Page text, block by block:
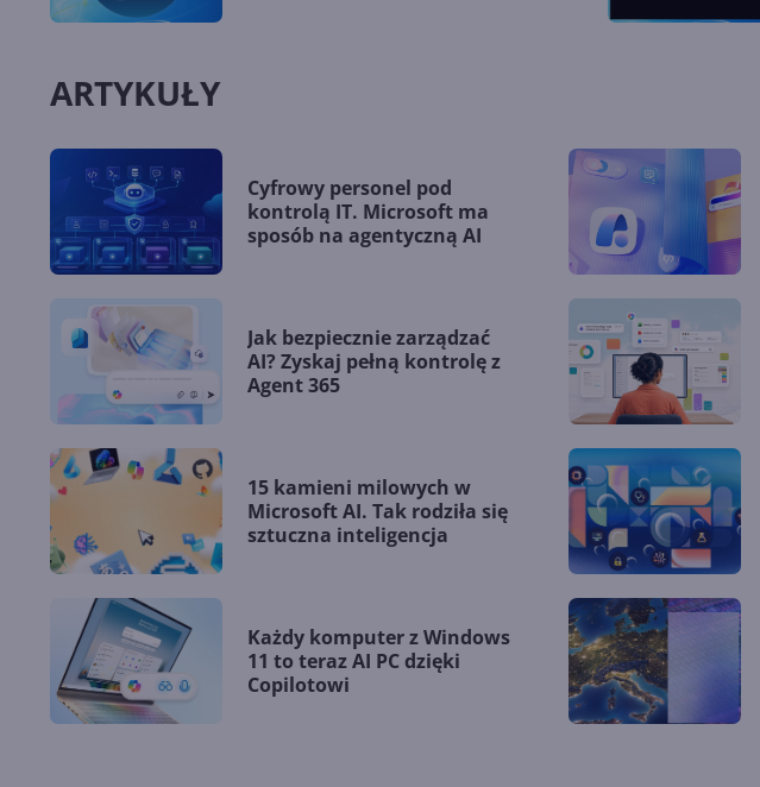
ARTYKUŁY
Cyfrowy personel pod
kontrolą IT. Microsoft ma
sposób na agentyczną AI
Jak bezpiecznie zarządzać
AI? Zyskaj pełną kontrolę z
Agent 365
15 kamieni milowych w
Microsoft AI. Tak rodziła się
sztuczna inteligencja
Każdy komputer z Windows
11 to teraz AI PC dzięki
Copilotowi